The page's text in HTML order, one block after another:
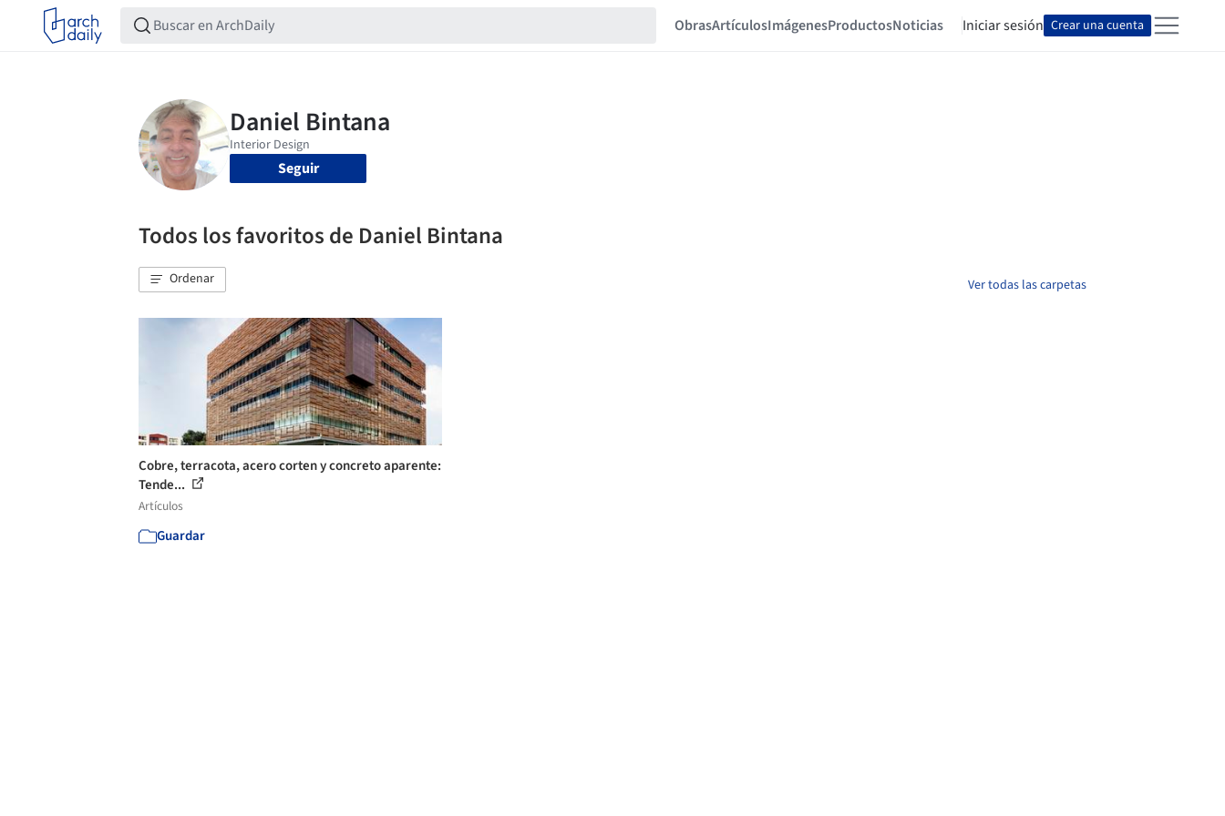
ObrasArtículosImágenesProductosNoticias Iniciar sesión Crear una cuenta
Seguir
Todos los favoritos de Daniel Bintana
Ordenar Ver todas las carpetas
Cobre, terracota, acero corten y concreto aparente:
Tende...
Artículos
Guardar